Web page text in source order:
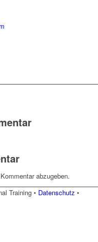
abzugeben.
Training • Datenschutz •